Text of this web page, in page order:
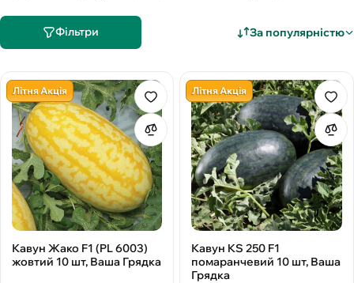
Фільтри За популярністю
Літня Акція
Кавун Жако F1 (PL 6003)
жовтий 10 шт, Ваша Грядка
Літня Акція
Кавун KS 250 F1
помаранчевий 10 шт, Ваша
Грядка